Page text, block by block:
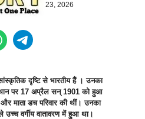
23, 2026
दृष्टि से भारतीय हैं । उनका
पर 17 अप्रैल सन् 1901 को हुआ
माता डच परिवार की थीं। उनका
उच्च वर्गीय वातावरण में हुआ था।